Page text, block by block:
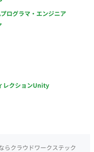
ログラマ・エンジニア
レクションUnity
らクラウドワークステック